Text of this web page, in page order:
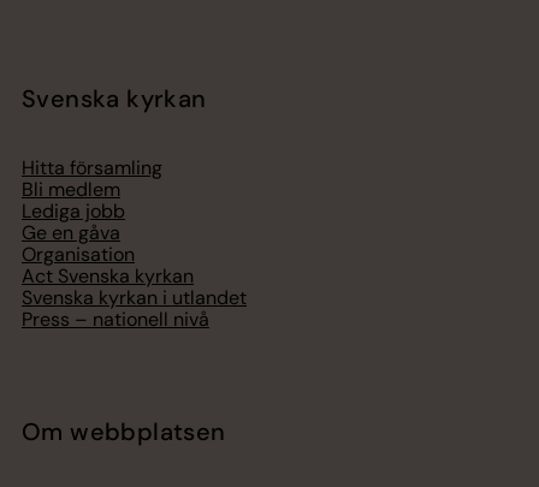
Svenska kyrkan
Hitta församling
Bli medlem
Lediga jobb
Ge en gåva
Organisation
Act Svenska kyrkan
Svenska kyrkan i utlandet
Press – nationell nivå
Om webbplatsen